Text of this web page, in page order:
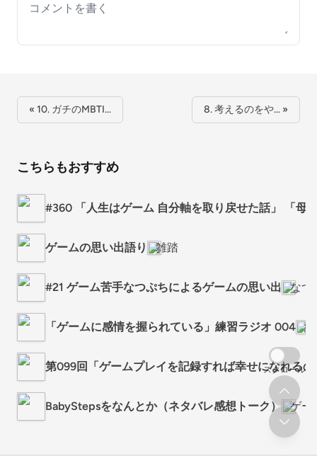
Your comment
« 10. ガチのMBTI… 8. 考えるのをや… »
こちらもおすすめ
#360 「人生はゲーム 自分軸を取り戻せた話」 「母
ゲームの思い出語り 雑踏
#21 ゲーム苦手なつぷちによるゲームの思い出 なつ
「ゲームに感情を握られている」練習ラジオ 004
第099回「ゲームプレイを記録すれば幸せになれるの
BabyStepsをなんとか（ネタバレ感想トーク） ゲー
スクロール